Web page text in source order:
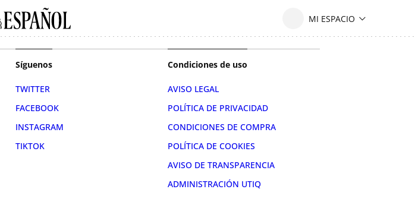
Síguenos
TWITTER
FACEBOOK
INSTAGRAM
TIKTOK
Condiciones de uso
AVISO LEGAL
POLÍTICA DE PRIVACIDAD
CONDICIONES DE COMPRA
POLÍTICA DE COOKIES
AVISO DE TRANSPARENCIA
ADMINISTRACIÓN UTIQ